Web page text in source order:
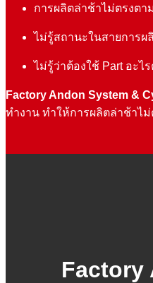
การผลิตล่าช้าไม่ตรงตา
ไม่รู้สถานะในสายการผ
ไม่รู้ว่าต้องใช้ Part อะไ
Factory Andon System &
ทำงาน ทำให้การผลิตล่าช้าไม่
Factory